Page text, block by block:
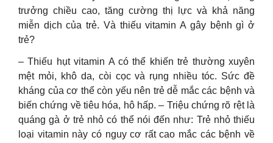
trưởng chiều cao, tăng cường thị lực và khả năng
miễn dịch của trẻ. Và thiếu vitamin A gây bệnh gì ở
trẻ?
– Thiếu hụt vitamin A có thể khiến trẻ thường xuyên
mệt mỏi, khô da, còi cọc và rụng nhiều tóc. Sức đề
kháng của cơ thể còn yếu nên trẻ dễ mắc các bệnh và
biến chứng về tiêu hóa, hô hấp. – Triệu chứng rõ rệt là
quáng gà ở trẻ nhỏ có thể nói đến như: Trẻ nhỏ thiếu
loại vitamin này có nguy cơ rất cao mắc các bệnh về